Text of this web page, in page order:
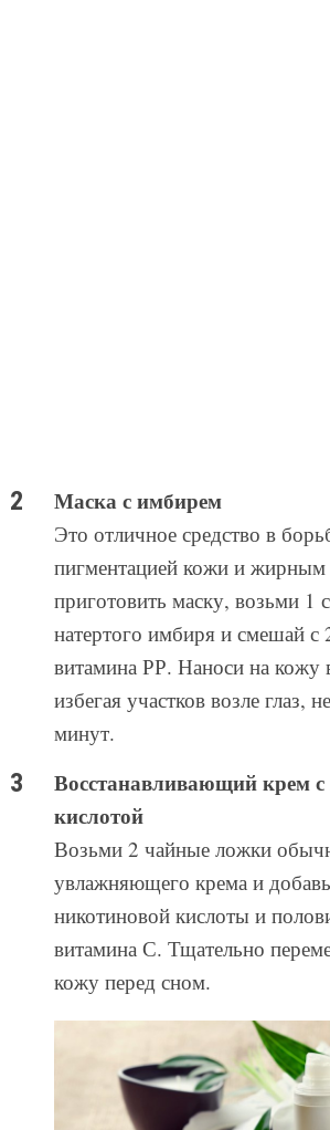
Маска с имбирем
Это отличное средство в
пигментацией кожи и
приготовить маску, возьми 1
натертого имбиря и смешай с
витамина РР. Наноси на кожу
избегая участков возле глаз,
минут.
Восстанавливающий крем
кислотой
Возьми 2 чайные ложки
увлажняющего крема и
никотиновой кислоты и
витамина С. Тщательно
кожу перед сном.